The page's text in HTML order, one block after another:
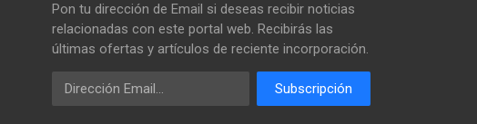
Pon tu dirección de Email si deseas recibir noticias
relacionadas con este portal web. Recibirás las
últimas ofertas y artículos de reciente incorporación.
Email
Subscripción